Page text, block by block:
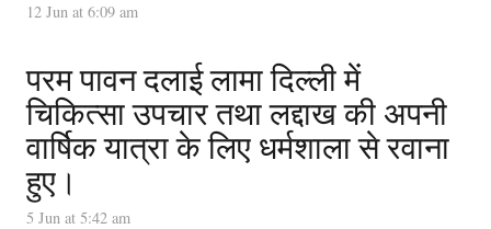
12 Jun at 6:09 am
परम पावन दलाई लामा दिल्ली में
चिकित्सा उपचार तथा लद्दाख की अपनी
वार्षिक यात्रा के लिए धर्मशाला से रवाना
हुए।
5 Jun at 5:42 am